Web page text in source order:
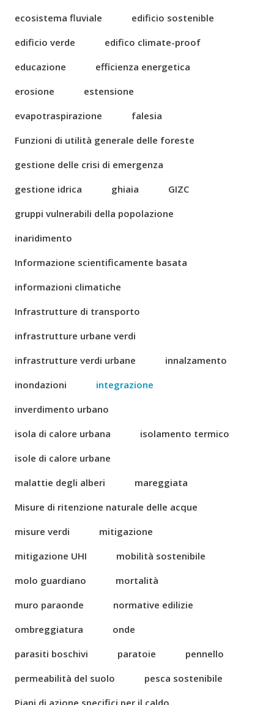
ecosistema fluviale
edificio sostenible
edificio verde
edifico climate-proof
educazione
efficienza energetica
erosione
estensione
evapotraspirazione
falesia
Funzioni di utilità generale delle foreste
gestione delle crisi di emergenza
gestione idrica
ghiaia
GIZC
gruppi vulnerabili della popolazione
inaridimento
Informazione scientificamente basata
informazioni climatiche
Infrastrutture di transporto
infrastrutture urbane verdi
infrastrutture verdi urbane
innalzamento
inondazioni
integrazione
inverdimento urbano
isola di calore urbana
isolamento termico
isole di calore urbane
malattie degli alberi
mareggiata
Misure di ritenzione naturale delle acque
misure verdi
mitigazione
mitigazione UHI
mobilità sostenibile
molo guardiano
mortalità
muro paraonde
normative edilizie
ombreggiatura
onde
parasiti boschivi
paratoie
pennello
permeabilità del suolo
pesca sostenibile
Piani di azione specifici per il caldo